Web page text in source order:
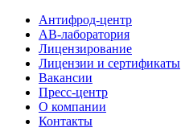
Антифрод-центр
АВ-лаборатория
Лицензирование
Лицензии и сертификаты
Вакансии
Пресс-центр
О компании
Контакты